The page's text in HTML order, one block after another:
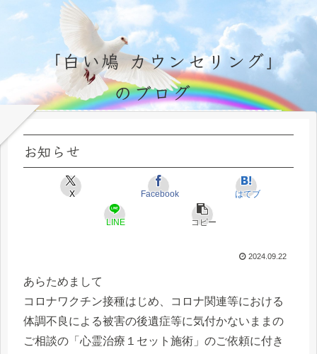
「白い鳩 カウンセリング」
のブログ
お知らせ
X Facebook はてブ
LINE コピー
2024.09.22
あらためまして
コロナワクチン接種はじめ、コロナ関連等における
体調不良による被害の後遺症等に気付かないままの
ご相談の「心霊治療１セット施術」のご依頼に付き